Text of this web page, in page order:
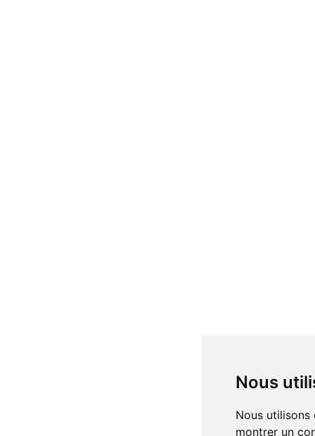
Nous
Nous utilisons des cookies et d'autres technologies de suivi pour améliorer votre expérience de navigation sur notre site, pour vous
montrer un